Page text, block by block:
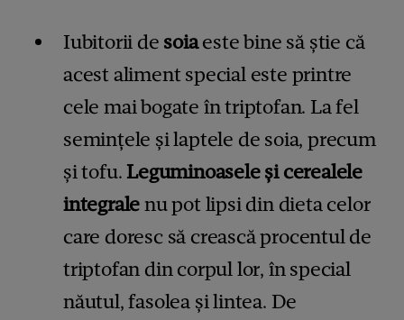
Iubitorii de soiaeste bine să știe că
acest aliment special este printre
cele mai bogate în triptofan. La fel
semințele și laptele de soia, precum
și tofu. Leguminoasele și cerealele
integralenu pot lipsi din dieta celor
care doresc să crească procentul de
triptofan din corpul lor, în special
năutul, fasolea și lintea. De